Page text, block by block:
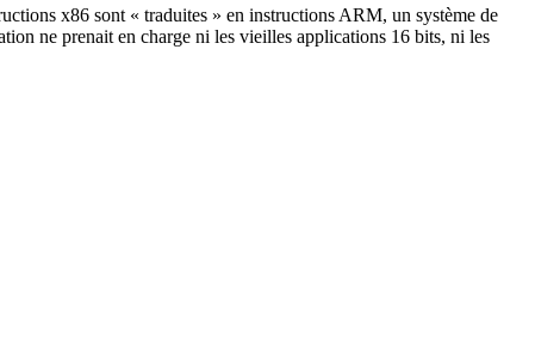
x86 sont « traduites » en instructions ARM, un système de
ne prenait en charge ni les vieilles applications 16 bits, ni les